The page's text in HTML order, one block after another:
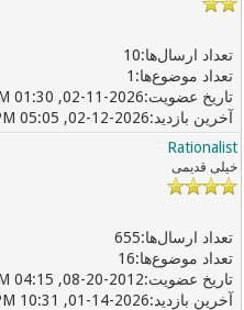
10
1
02-11-2026, 01:30 PM
02-12-2026, 05:05 PM
Rationalist
خیلی قدیمی
655
16
08-20-2012, 04:15 PM
01-14-2026, 10:31 PM